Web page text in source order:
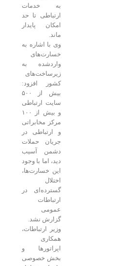
به خدمات
ارتباطی تا حد
امکان پایدار
وی با اشاره به
خسارت‌های
واردشده به
زیرساخت‌های
کشور افزود:
بیش از ۵۰۰
سایت ارتباطی
و بیش از ۱۰۰
مرکز مخابراتی
و ارتباطی در
جریان حملات
دشمن آسیب
دید، اما با وجود
این خسارت‌ها،
گسترده‌ای در
ارتباطات
گزارش نشد.
وزیر ارتباطات،
اپراتورها و
بخش خصوصی